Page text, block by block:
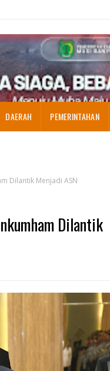
DAERAH PEMERINTAHAN
Dilantik Menjadi ASN
Dilantik